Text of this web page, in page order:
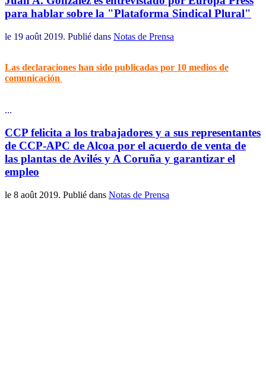
para hablar sobre la "Plataforma Sindical Plural"
le 19 août 2019. Publié dans Notas de Prensa
Las declaraciones han sido publicadas por 10 medios de
comunicación
...
CCP felicita a los trabajadores y a sus representantes
de CCP-APC de Alcoa por el acuerdo de venta de
las plantas de Avilés y A Coruña y garantizar el
empleo
le 8 août 2019. Publié dans Notas de Prensa